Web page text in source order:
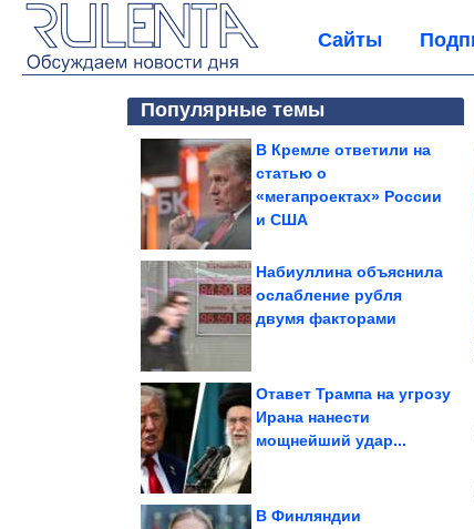
Сайты
Популярные темы
В Кремле ответили на
статью о
«мегапроектах» России
и США
Набиуллина объяснила
ослабление рубля
двумя факторами
Отавет Трампа на угрозу
Ирана нанести
мощнейший удар...
В Финляндии